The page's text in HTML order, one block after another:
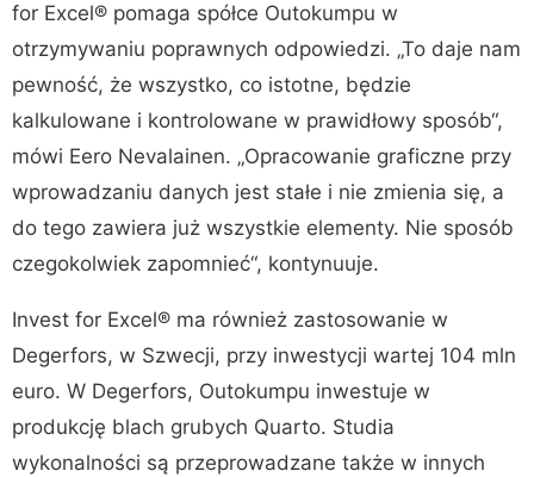
for Excel® pomaga spółce Outokumpu w
otrzymywaniu poprawnych odpowiedzi. „To daje nam
pewność, że wszystko, co istotne, będzie
kalkulowane i kontrolowane w prawidłowy sposób“,
mówi Eero Nevalainen. „Opracowanie graficzne przy
wprowadzaniu danych jest stałe i nie zmienia się, a
do tego zawiera już wszystkie elementy. Nie sposób
czegokolwiek zapomnieć“, kontynuuje.
Invest for Excel® ma również zastosowanie w
Degerfors, w Szwecji, przy inwestycji wartej 104 mln
euro. W Degerfors, Outokumpu inwestuje w
produkcję blach grubych Quarto. Studia
wykonalności są przeprowadzane także w innych